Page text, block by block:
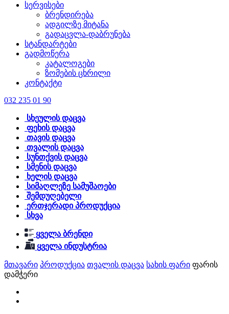
სერვისები
ბრენდირება
ადგილზე მიტანა
გადაცვლა-დაბრუნება
სტანდარტები
გადმოწერა
კატალოგები
ზომების ცხრილი
კონტაქტი
032 235 01 90
სხეულის დაცვა
ფეხის დაცვა
თავის დაცვა
თვალის დაცვა
სუნთქვის დაცვა
სმენის დაცვა
ხელის დაცვა
სიმაღლეზე სამუშაოები
შემდუღებელი
ერთჯერადი პროდუქცია
სხვა
ყველა ბრენდი
ყველა ინდუსტრია
მთავარი პროდუქცია თვალის დაცვა სახის ფარი ფარის
დამჭერი